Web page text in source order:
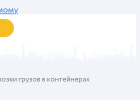
грузов в контейнерах